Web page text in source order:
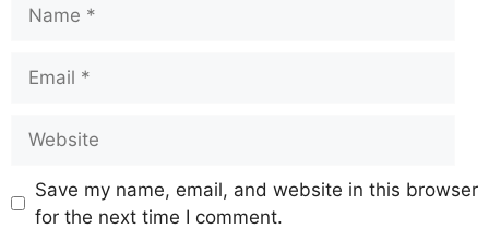
Save my name, email, and website in this browser
for the next time I comment.